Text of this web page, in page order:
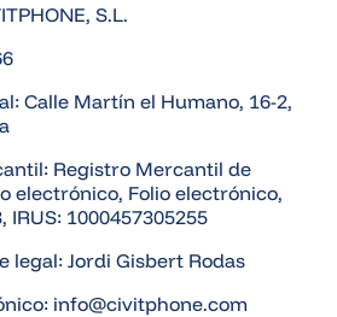
S.L.
Calle Martín el Humano, 16-2,
Registro Mercantil de
electrónico, Folio electrónico,
IRUS: 1000457305255
legal: Jordi Gisbert Rodas
info@civitphone.com